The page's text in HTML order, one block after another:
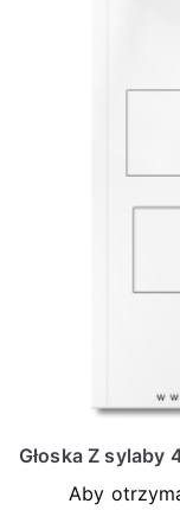
Głoska Z sylaby
Aby